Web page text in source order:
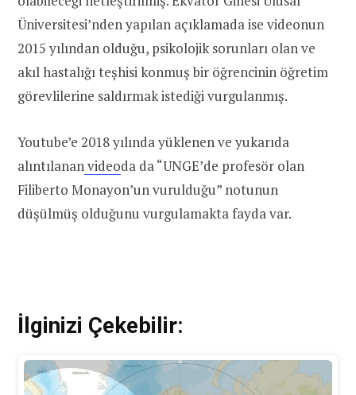
Üniversitesi’nden yapılan açıklamada ise videonun
2015 yılından olduğu, psikolojik sorunları olan ve
akıl hastalığı teşhisi konmuş bir öğrencinin öğretim
görevlilerine saldırmak istediği vurgulanmış.
Youtube’e 2018 yılında yüklenen ve yukarıda
alıntılananvideoda da “UNGE’de profesör olan
Filiberto Monayon’un vurulduğu” notunun
düşülmüş olduğunu vurgulamakta fayda var.
İlginizi Çekebilir: